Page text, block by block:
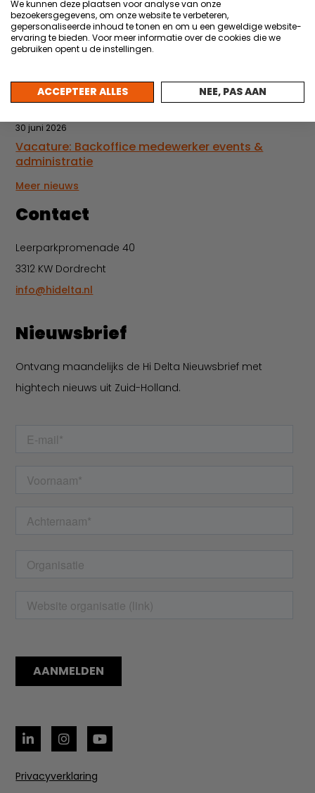
Nieuws
Partner in de Hi Light: Taggl borgt praktijkkennis
met AI
30 juni 2026
Vacature: Backoffice medewerker events &
administratie
Meer nieuws
Contact
Leerparkpromenade 40
3312 KW Dordrecht
info@hidelta.nl
Nieuwsbrief
Ontvang maandelijks de Hi Delta Nieuwsbrief met
hightech nieuws uit Zuid-Holland.
Privacyverklaring
We kunnen deze plaatsen voor analyse van onze
bezoekersgegevens, om onze website te verbeteren,
gepersonaliseerde inhoud te tonen en om u een geweldige website-
ervaring te bieden. Voor meer informatie over de cookies die we
gebruiken opent u de instellingen.
ACCEPTEER ALLES NEE, PAS AAN